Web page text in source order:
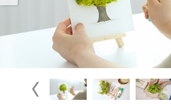
Previous